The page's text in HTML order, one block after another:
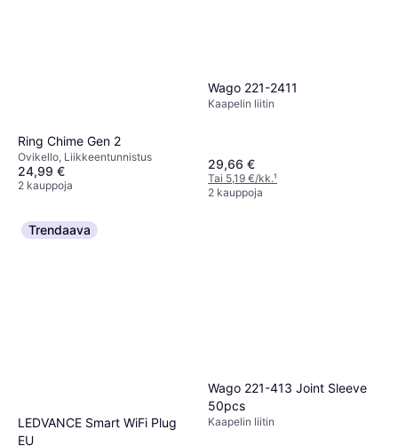
Ring Chime Gen 2
Ovikello, Liikkeentunnistus
24,99 €
2 kauppoja
Wago 221-2411
Kaapelin liitin
29,66 €
Tai 5,19 €/kk.¹
2 kauppoja
Trendaava
LEDVANCE Smart WiFi Plug
EU
Wago 221-413 Joint Sleeve
50pcs
Kaapelin liitin